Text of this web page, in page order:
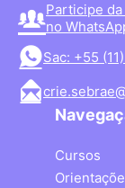
Participe
no
Sac: +55
Cursos